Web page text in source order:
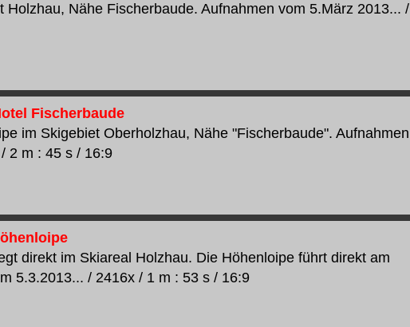
Holzhau, Nähe Fischerbaude. Aufnahmen vom 5.März 2013... /
Fischerbaude
im Skigebiet Oberholzhau, Nähe "Fischerbaude". Aufnahmen
2 m : 45 s / 16:9
direkt im Skiareal Holzhau. Die Höhenloipe führt direkt am
5.3.2013... / 2416x / 1 m : 53 s / 16:9